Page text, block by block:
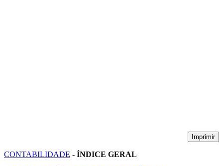
Imprimir
CONTABILIDADE - ÍNDICE GERAL